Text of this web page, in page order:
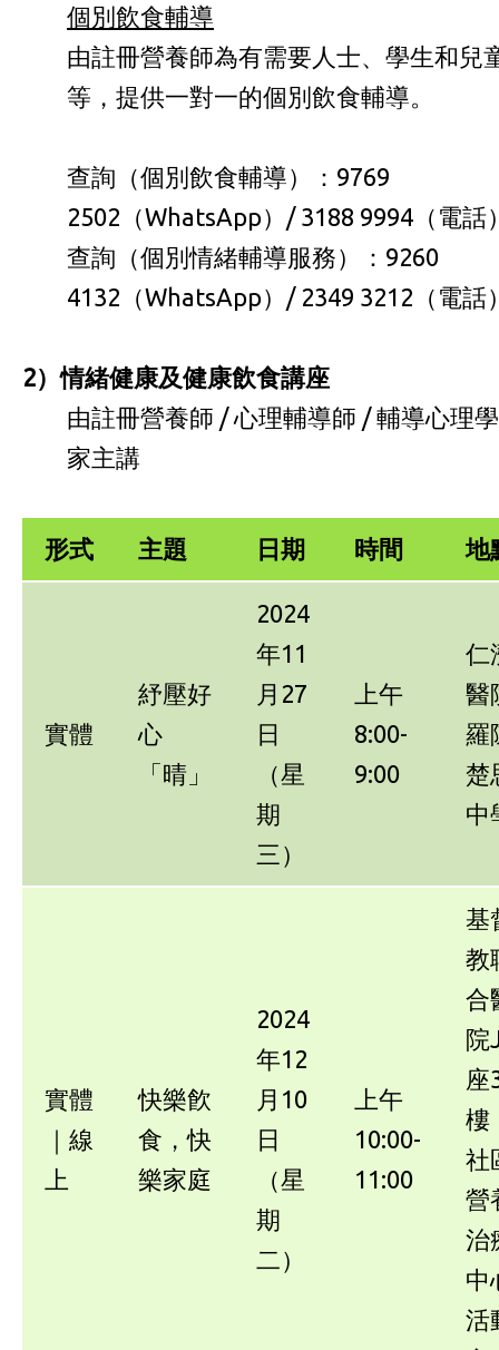
個別飲食輔導
由註冊營養師為有需要人士、學生和兒
等，提供一對一的個別飲食輔導。
查詢（個別飲食輔導）：9769
2502（WhatsApp）/ 3188 9994（電話
查詢（個別情緒輔導服務）：9260
4132（WhatsApp）/ 2349 3212（電話
2）情緒健康及健康飲食講座
由註冊營養師 / 心理輔導師 / 輔導心理學
家主講
形式 主題 日期 時間 地
實體
紓壓好
心
「晴」
2024
年11
月27
日
（星
期
三）
上午
8:00-
9:00
仁
醫
羅
楚
中
實體
｜線
上
快樂飮
食，快
樂家庭
2024
年12
月10
日
（星
期
二）
上午
10:00-
11:00
基
教
合
院
座
樓
社
營
治
中
活